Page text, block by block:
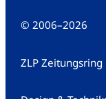
© 2006–2026
ZLP